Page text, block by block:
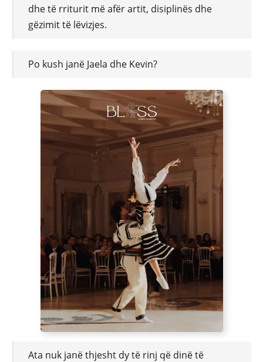
dhe të rriturit më afër artit, disiplinës dhe
gëzimit të lëvizjes.
Po kush janë Jaela dhe Kevin?
Ata nuk janë thjesht dy të rinj që dinë të